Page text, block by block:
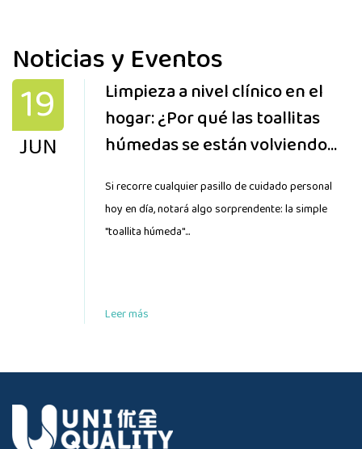
Noticias y Eventos
19
JUN
Limpieza a nivel clínico en el
hogar: ¿Por qué las toallitas
húmedas se están volviendo
Si recorre cualquier pasillo de cuidado personal
hoy en día, notará algo sorprendente: la simple
"toallita húmeda"...
Leer más